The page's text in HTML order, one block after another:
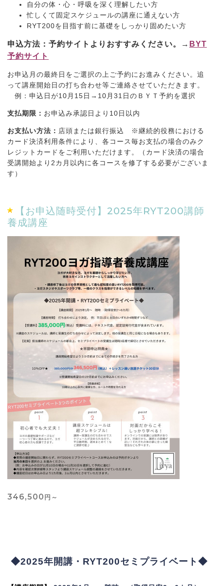
自分の体・心・呼吸を深く理解したい方
忙しくて固定スケジュールの講座に通えない方
RYT200を目指す前に基礎をしっかり固めたい方
申込方法：予約サイトよりおすすみください。→ BYT
予約サイト
お申込月の最終日をご選択の上ご予約にお進みください。追
って講座開始日の打ち合わせ等ご連絡させていただきます。
例：申込日が10月15日→10月31日のＢＹＴ予約を選択
支払期限： お申込み承認日より10日以内
お支払い方法： 店頭または銀行振込 ※継続的役務における
カード決済利用条件により、各コース毎お支払の場合のみク
レジットカードをご利用いただけます。（カード決済の場合
受講開始より2カ月以内に各コースを修了する必要がございま
す）
【お申込随時受付】2025年RYT200講師
養成講座
346,500 円～
◆2025年開講・RYT200セミプライベート◆